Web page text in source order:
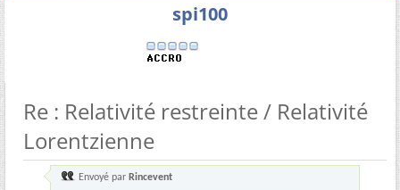
spi100
Re : Relativité restreinte / Relativité
Lorentzienne
Envoyé par Rincevent